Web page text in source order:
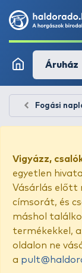
Áruház
Fogási
Vigyázz,
egyetlen
Vásárlás előtt
címsorát, és
máshol
termékekkel,
oldalon ne
a